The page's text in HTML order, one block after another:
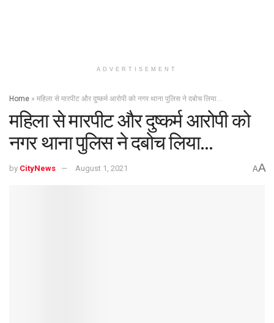
ADVERTISEMENT
Home » महिला से मारपीट और दुष्कर्म आरोपी को नगर थाना पुलिस ने दबोच लिया…
महिला से मारपीट और दुष्कर्म आरोपी को
नगर थाना पुलिस ने दबोच लिया…
by CityNews August 1, 2021 AA